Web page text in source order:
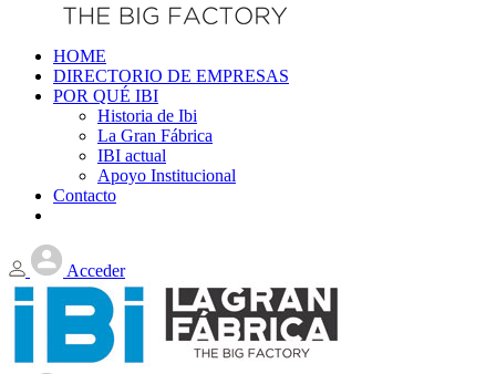
HOME
DIRECTORIO DE EMPRESAS
POR QUÉ IBI
Historia de Ibi
La Gran Fábrica
IBI actual
Apoyo Institucional
Contacto
Acceder